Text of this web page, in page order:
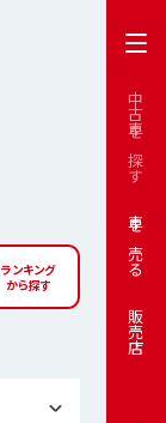
中古車を探す
車を売る
販売店
ランキング
から探す